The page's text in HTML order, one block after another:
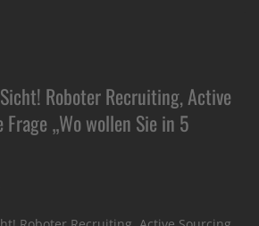
Roboter Recruiting, Active
„Wo wollen Sie in 5